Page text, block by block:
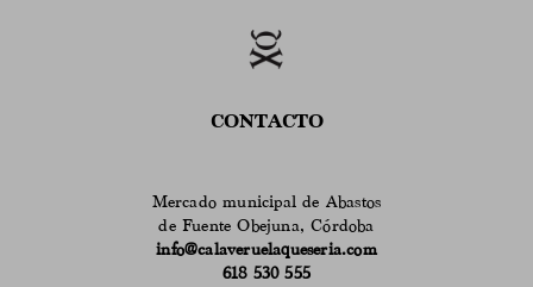
CONTACTO
Mercado municipal de Abastos
de Fuente Obejuna, Córdoba
info@calaveruelaqueseria.com
618 530 555